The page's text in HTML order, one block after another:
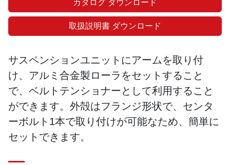
カタログ ダウンロード
取扱説明書 ダウンロード
サスペンションユニットにアームを取り付
け、アルミ合金製ローラをセットすること
で、ベルトテンショナーとして利用すること
ができます。外殻はフランジ形状で、センタ
ーボルト1本で取り付けが可能なため、簡単に
セットできます。